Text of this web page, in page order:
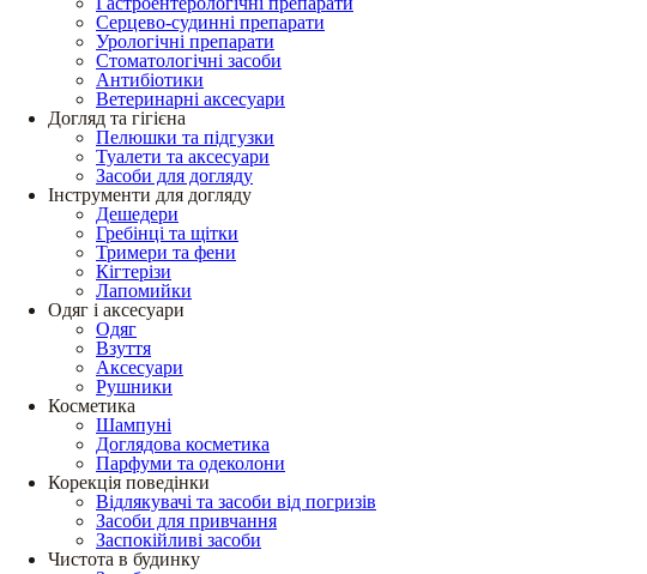
Серцево-судинні препарати
Урологічні препарати
Стоматологічні засоби
Антибіотики
Ветеринарні аксесуари
Догляд та гігієна
Пелюшки та підгузки
Туалети та аксесуари
Засоби для догляду
Інструменти для догляду
Дешедери
Гребінці та щітки
Тримери та фени
Кігтерізи
Лапомийки
Одяг і аксесуари
Одяг
Взуття
Аксесуари
Рушники
Косметика
Шампуні
Доглядова косметика
Парфуми та одеколони
Корекція поведінки
Відлякувачі та засоби від погризів
Засоби для привчання
Заспокійливі засоби
Чистота в будинку